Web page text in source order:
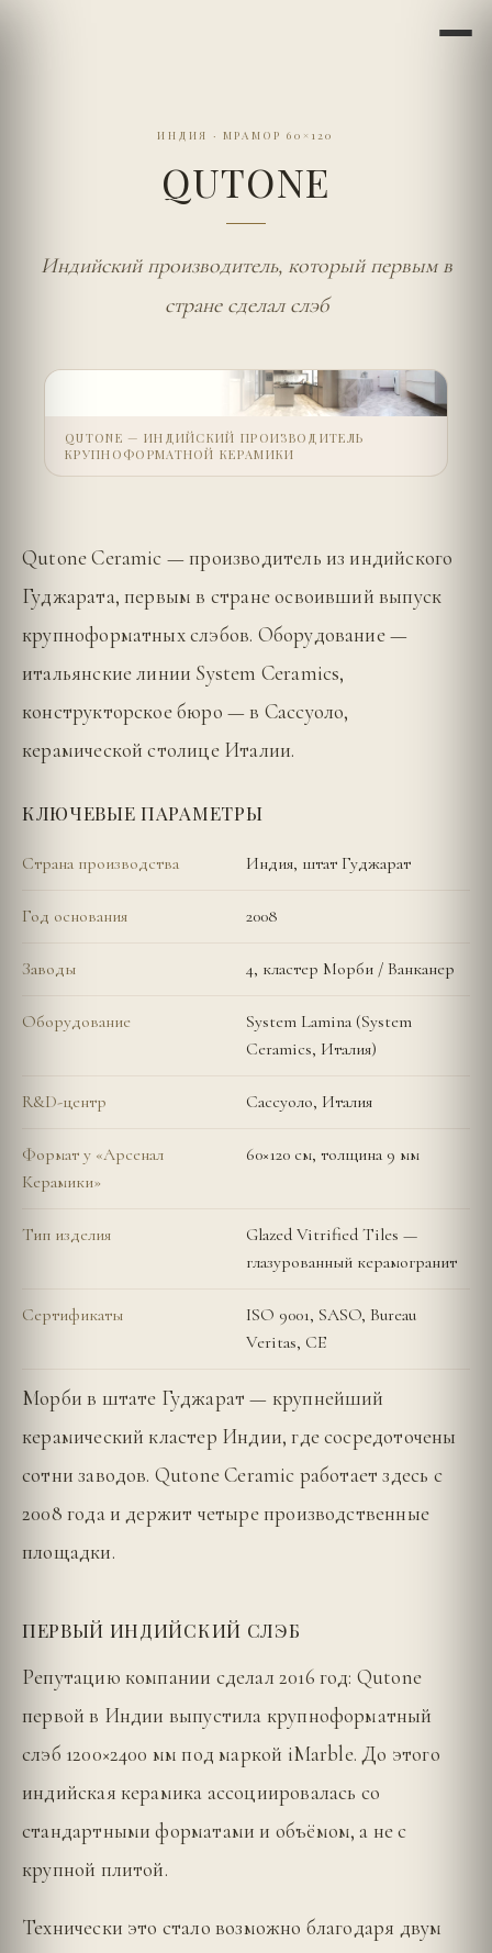
ИНДИЯ · МРАМОР 60×120
QUTONE
Индийский производитель, который первым в
стране сделал слэб
QUTONE — ИНДИЙСКИЙ ПРОИЗВОДИТЕЛЬ
КРУПНОФОРМАТНОЙ КЕРАМИКИ
Qutone Ceramic — производитель из индийского
Гуджарата, первым в стране освоивший выпуск
крупноформатных слэбов. Оборудование —
итальянские линии System Ceramics,
конструкторское бюро — в Сассуоло,
керамической столице Италии.
КЛЮЧЕВЫЕ ПАРАМЕТРЫ
Страна производства Индия, штат Гуджарат
Год основания 2008
Заводы 4, кластер Морби / Ванканер
Оборудование
System Lamina (System
Ceramics, Италия)
R&D-центр Сассуоло, Италия
Формат у «Арсенал
Керамики»
60×120 см, толщина 9 мм
Тип изделия
Glazed Vitrified Tiles —
глазурованный керамогранит
Сертификаты
ISO 9001, SASO, Bureau
Veritas, CE
Морби в штате Гуджарат — крупнейший
керамический кластер Индии, где сосредоточены
сотни заводов. Qutone Ceramic работает здесь с
2008 года и держит четыре производственные
площадки.
ПЕРВЫЙ ИНДИЙСКИЙ СЛЭБ
Репутацию компании сделал 2016 год: Qutone
первой в Индии выпустила крупноформатный
слэб 1200×2400 мм под маркой iMarble. До этого
индийская керамика ассоциировалась со
стандартными форматами и объёмом, а не с
крупной плитой.
Технически это стало возможно благодаря двум